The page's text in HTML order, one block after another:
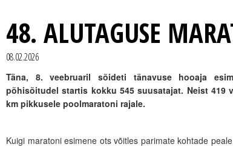
48. ALUTAGUSE
08.02.2026
Täna, 8. veebruaril sõideti tänavuse hooaja
põhisõitudel startis kokku 545 suusatajat. Neist
km pikkusele poolmaratoni rajale.
Kuigi maratoni esimene ots võitles parimate kohtade